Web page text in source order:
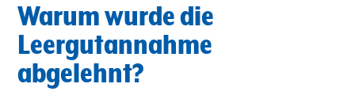
Warum wurde die
Leergutannahme
abgelehnt?